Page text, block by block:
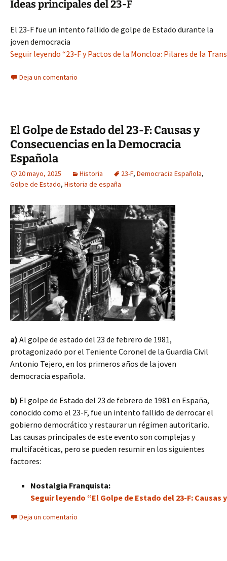
Ideas principales del 23-F
El 23-F fue un intento fallido de golpe de Estado durante la
joven democracia
Seguir leyendo “23-F y Pactos de la Moncloa: Pilares de la
Deja un comentario
El Golpe de Estado del 23-F: Causas y
Consecuencias en la Democracia
Española
20 mayo, 2025 Historia 23-F, Democracia Española,
Golpe de Estado, Historia de españa
a) Al golpe de estado del 23 de febrero de 1981,
protagonizado por el Teniente Coronel de la Guardia Civil
Antonio Tejero, en los primeros años de la joven
democracia española.
b) El golpe de Estado del 23 de febrero de 1981 en España,
conocido como el 23-F, fue un intento fallido de derrocar el
gobierno democrático y restaurar un régimen autoritario.
Las causas principales de este evento son complejas y
multifacéticas, pero se pueden resumir en los siguientes
factores:
Nostalgia Franquista:
Seguir leyendo “El Golpe de Estado del 23-F:
Deja un comentario